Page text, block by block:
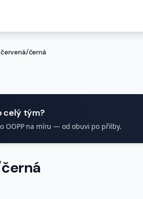
černá
celý tým?
OOPP na míru — od obuvi po přilby.